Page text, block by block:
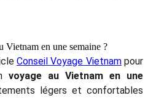
Vietnam en une semaine ?
Conseil Voyage Vietnampour
voyage au Vietnam en une
légers et confortables